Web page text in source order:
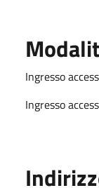
Ingresso
Ingresso